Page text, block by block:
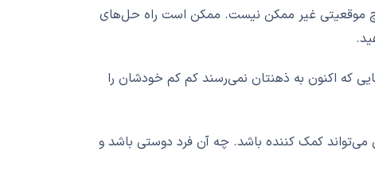
موقعیتی غیر ممکن نیست. ممکن است راه حل‌های
که اکنون به ذهنتان نمی‌رسند کم کم خودشان را
کمک کننده باشد. چه آن فرد دوستی باشد و